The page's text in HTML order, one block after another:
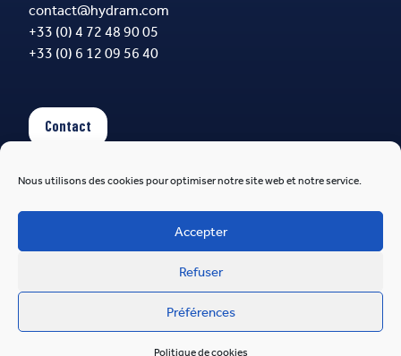
Nous utilisons des cookies pour optimiser notre site web et notre service.
Accepter
Refuser
Préférences
Politique de cookies
contact@hydram.com
+33 (0) 4 72 48 90 05
+33 (0) 6 12 09 56 40
Contact